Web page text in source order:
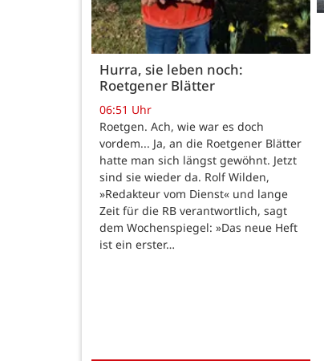
Hurra, sie leben noch:
Roetgener Blätter
06:51 Uhr
Roetgen. Ach, wie war es doch
vordem... Ja, an die Roetgener Blätter
hatte man sich längst gewöhnt. Jetzt
sind sie wieder da. Rolf Wilden,
»Redakteur vom Dienst« und lange
Zeit für die RB verantwortlich, sagt
dem Wochenspiegel: »Das neue Heft
ist ein erster…